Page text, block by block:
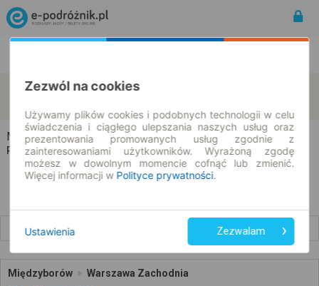
Międzyborów
Warszawa
Międzyborów → Warszawa
Rozkład jazdy i bilety
Międzyborów Warszawa Zachodnia
Zezwól na cookies
Używamy plików cookies i podobnych technologii w celu
świadczenia i ciągłego ulepszania naszych usług oraz
prezentowania promowanych usług zgodnie z
zainteresowaniami użytkowników. Wyrażoną zgodę
możesz w dowolnym momencie cofnąć lub zmienić.
Więcej informacji w Polityce prywatności.
Ustawienia Zezwalam